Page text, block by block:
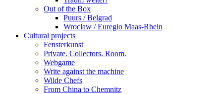
Out of the Box
Puurs / Belgrad
Wroclaw / Euregio Maas-Rhein
Cultural projects
Fensterkunst
Private. Collectors. Room.
Webgame
Write against the machine
Wilde Chefs
From China to Chemnitz